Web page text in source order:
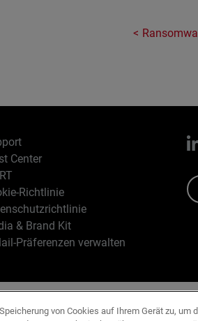
Center
Richtlinie
& Brand Kit
Präferenzen verwalten
© 1996-2026 WatchGuard
von Cookies auf Ihrem Gerät zu, um